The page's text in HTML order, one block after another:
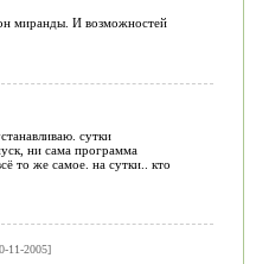
миранды. И возможностей
сутки
ни сама программа
то же самое. на сутки.. кто
11-2005]